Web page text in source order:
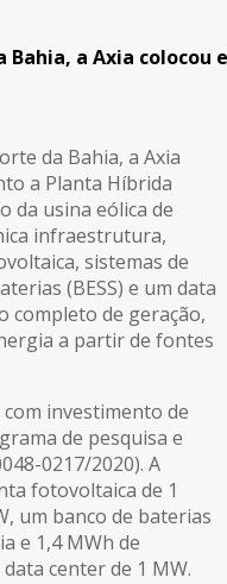
Bahia, a Axia
da Bahia, a Axia
a Planta Híbrida
da usina eólica de
infraestrutura,
sistemas de
(BESS) e um data
completo de geração,
a partir de fontes
investimento de
de pesquisa e
0217/2020). A
fotovoltaica de 1
um banco de baterias
e 1,4 MWh de
center de 1 MW.